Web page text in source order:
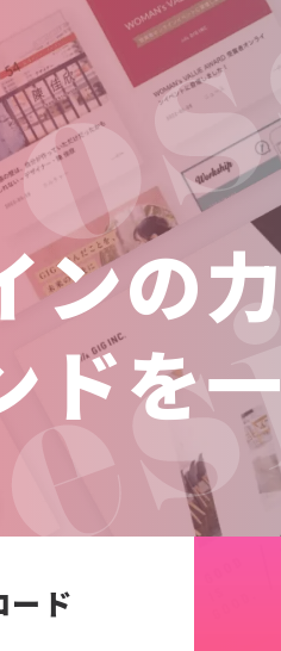
ンの
ドを
ード